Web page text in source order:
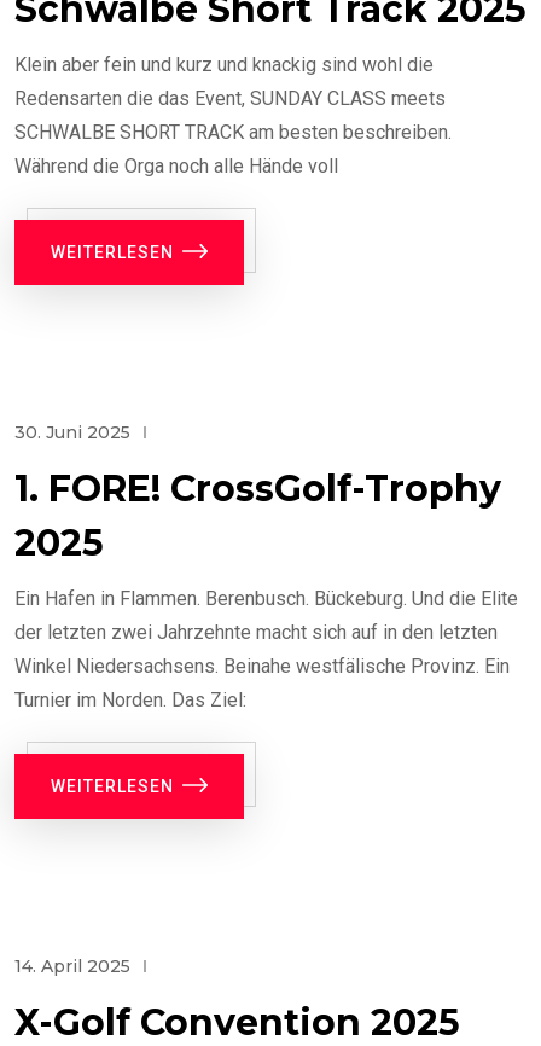
Klein aber fein und kurz und knackig sind wohl die
Redensarten die das Event, SUNDAY CLASS meets
SCHWALBE SHORT TRACK am besten beschreiben.
Während die Orga noch alle Hände voll
WEITERLESEN
30. Juni 2025
1. FORE! CrossGolf-Trophy
2025
Ein Hafen in Flammen. Berenbusch. Bückeburg. Und die Elite
der letzten zwei Jahrzehnte macht sich auf in den letzten
Winkel Niedersachsens. Beinahe westfälische Provinz. Ein
Turnier im Norden. Das Ziel:
WEITERLESEN
14. April 2025
X-Golf Convention 2025